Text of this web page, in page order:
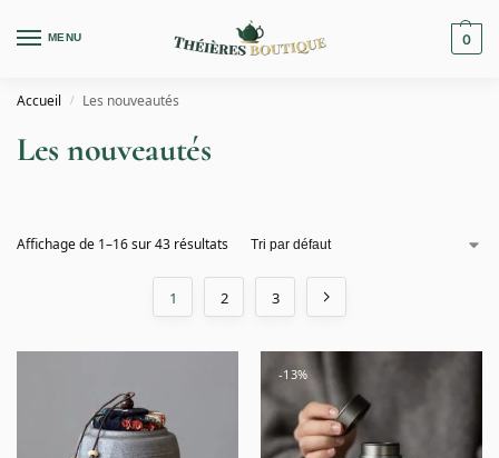
MENU 0
Accueil / Les nouveautés
Les nouveautés
Affichage de 1–16 sur 43 résultats
1 2 3
-13%